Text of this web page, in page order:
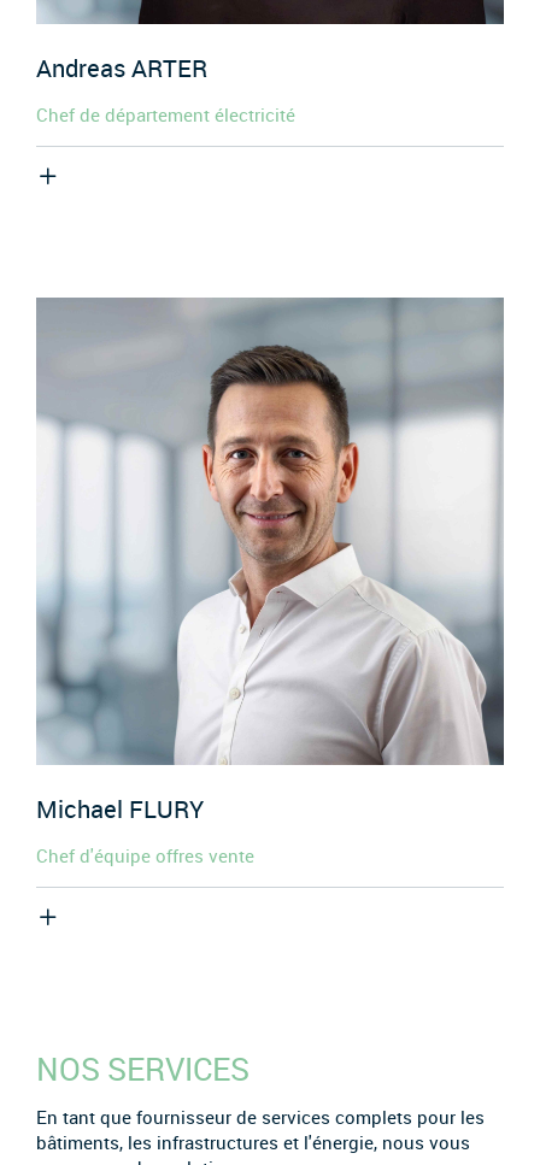
AndreasARTER
Chef de département électricité
Michael FLURY
Chef d'équipe offres vente
NOS SERVICES
En tant que fournisseur de services complets pour les
bâtiments, les infrastructures et l'énergie, nous vous